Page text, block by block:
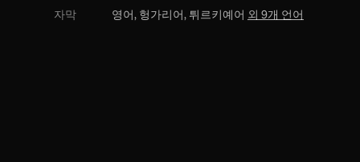
자막
영어, 헝가리어, 튀르키예어 외 9개 언어